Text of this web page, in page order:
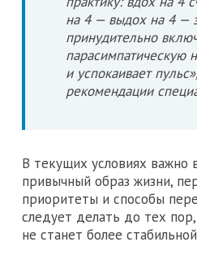
на 4 — выдох на 4 —
принудительно
парасимпатическую
и успокаивает
рекомендации
В текущих условиях важно
привычный образ жизни,
приоритеты и способы
следует делать до тех
не станет более